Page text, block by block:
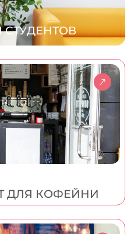
СТУДЕНТОВ
ДЛЯ КОФЕЙНИ